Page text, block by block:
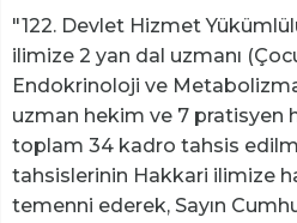
"122. Devlet Hizmet
ilimize 2 yan dal uzmanı
Endokrinoloji ve Metabolizma
uzman hekim ve 7 pratisyen
toplam 34 kadro tahsis
tahsislerinin Hakkari ilimize
temenni ederek, Sayın